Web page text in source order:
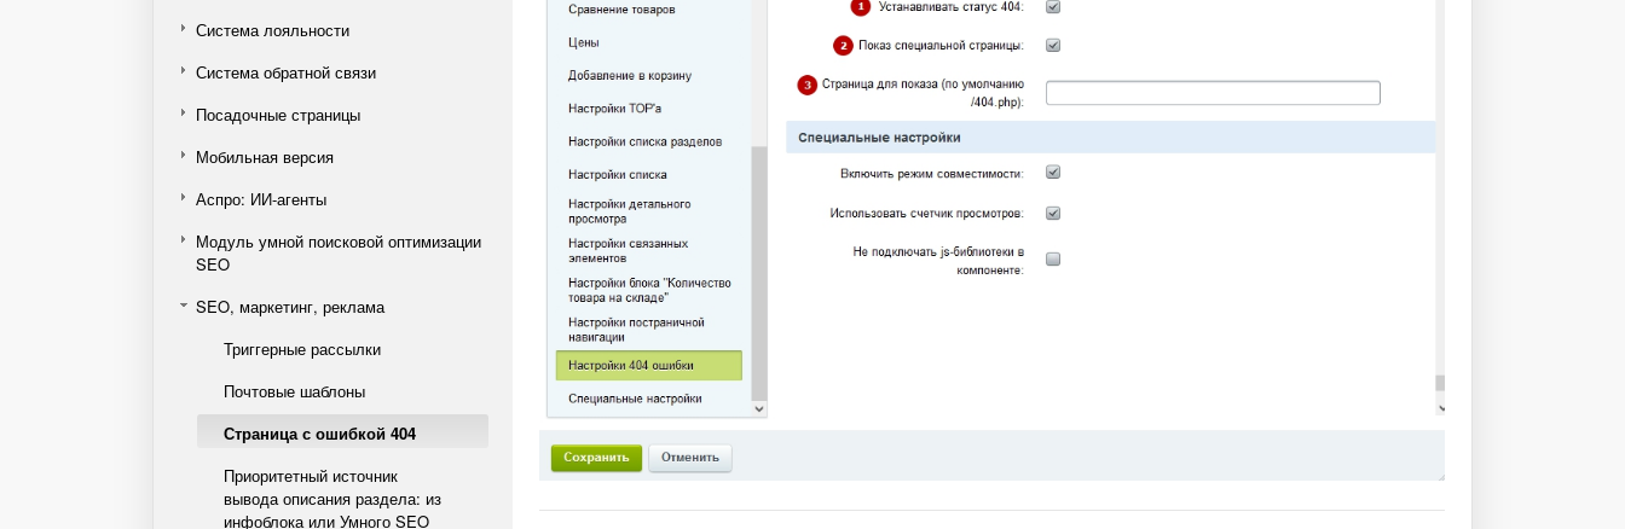
Система лояльности
Система обратной связи
Посадочные страницы
Мобильная версия
Аспро: ИИ-агенты
Модуль умной поисковой оптимизации
SEO
SEO, маркетинг, реклама
Триггерные рассылки
Почтовые шаблоны
Страница с ошибкой 404
Приоритетный источник
вывода описания раздела: из
инфоблока или Умного SEO